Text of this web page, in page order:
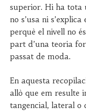
superior. Hi ha tota
no s’usa ni
perquè el nivell no
part d’una teoria
passat de moda.
En aquesta
allò que em resulte
tangencial, lateral o